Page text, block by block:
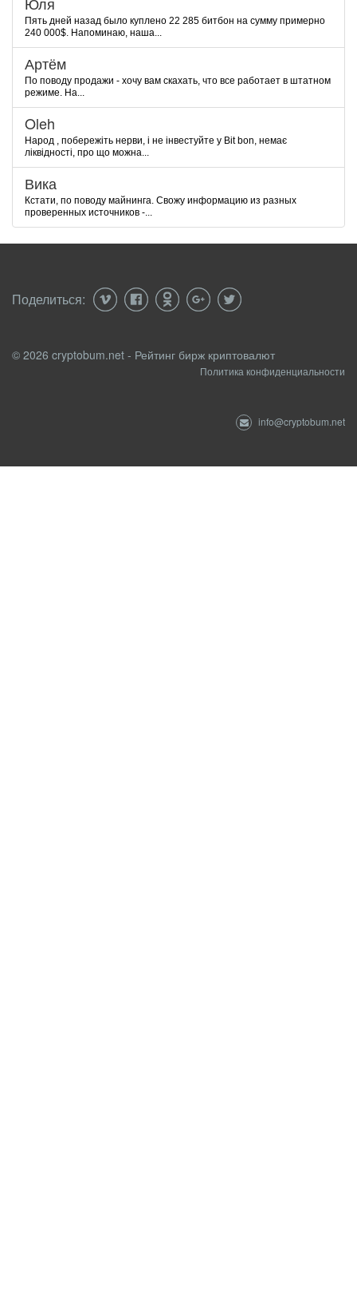
Пять дней назад было куплено 22 285 битбон на сумму примерно
240 000$. Напоминаю, наша...
Артём
По поводу продажи - хочу вам скахать, что все работает в штатном
режиме. На...
Oleh
Народ , побережіть нерви, і не інвестуйте у Bit bon, немає
ліквідності, про що можна...
Вика
Кстати, по поводу майнинга. Свожу информацию из разных
проверенных источников -...
Поделиться:
© 2026 cryptobum.net - Рейтинг бирж криптовалют
Политика конфиденциальности
info@cryptobum.net